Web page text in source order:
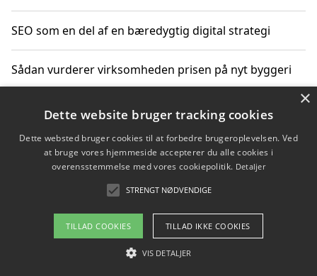
SEO som en del af en bæredygtig digital strategi
Sådan vurderer virksomheden prisen på nyt byggeri
Sådan får du hjælp til en hjemmeside uden binding
Copyright 2026 - Pilanto Aps
Om / kontakt
Blog Betingelser
×
Dette website bruger tracking cookies
Dette websted bruger cookies til at forbedre brugeroplevelsen. Ved
at bruge vores hjemmeside accepterer du alle cookies i
overensstemmelse med vores cookiepolitik. Detaljer
STRENGT NØDVENDIGE
TILLAD COOKIES TILLAD IKKE COOKIES
VIS DETALJER